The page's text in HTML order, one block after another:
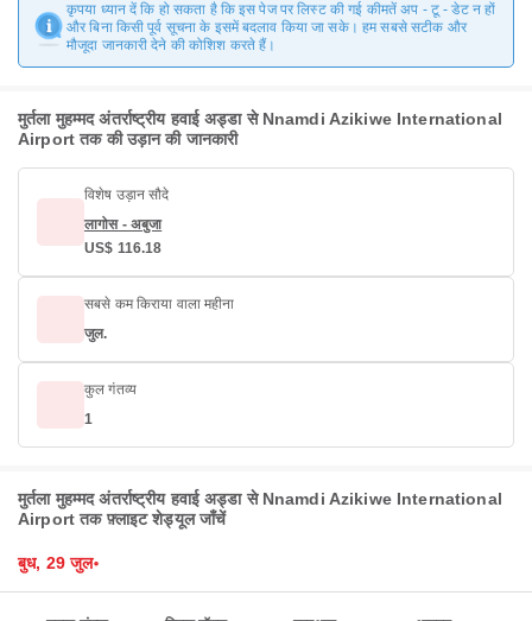
कृपया ध्यान दें कि हो सकता है कि इस पेज पर लिस्ट की गई कीमतें अप - टू - डेट न हों
और बिना किसी पूर्व सूचना के इसमें बदलाव किया जा सके। हम सबसे सटीक और
मौजूदा जानकारी देने की कोशिश करते हैं।
मुर्तला मुहम्मद अंतर्राष्ट्रीय हवाई अड्डा से Nnamdi Azikiwe International
Airport तक की उड़ान की जानकारी
विशेष उड़ान सौदे
लागोस - अबुजा
US$ 116.18
सबसे कम किराया वाला महीना
जुल.
कुल गंतव्य
1
मुर्तला मुहम्मद अंतर्राष्ट्रीय हवाई अड्डा से Nnamdi Azikiwe International
Airport तक फ़्लाइट शेड्यूल जाँचें
बुध, 29 जुल॰